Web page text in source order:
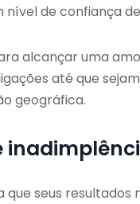
de confiança de
alcançar uma
até que
geográfica.
seus